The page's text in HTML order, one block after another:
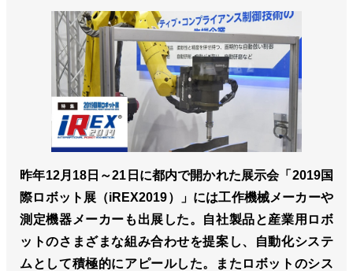
昨年12月18日～21日に都内で開かれた展示会「2019国
際ロボット展（iREX2019）」には工作機械メーカーや
測定機器メーカーも出展した。自社製品と産業用ロボ
ットのさまざまな組み合わせを提案し、自動化システ
ムとして積極的にアピールした。またロボットのシス